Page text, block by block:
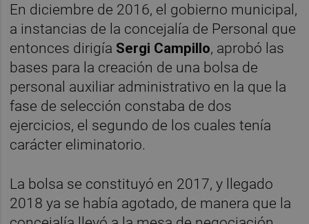
En diciembre de 2016, el gobierno municipal,
a instancias de la concejalía de Personal que
entonces dirigía Sergi Campillo, aprobó las
bases para la creación de una bolsa de
personal auxiliar administrativo en la que la
fase de selección constaba de dos
ejercicios, el segundo de los cuales tenía
carácter eliminatorio.
La bolsa se constituyó en 2017, y llegado
2018 ya se había agotado, de manera que la